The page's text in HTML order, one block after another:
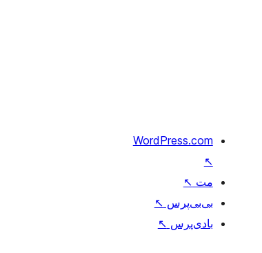
WordPress.com
↖
مت ↖
بی‌بی‌پرس ↖
بادی‌پرس ↖